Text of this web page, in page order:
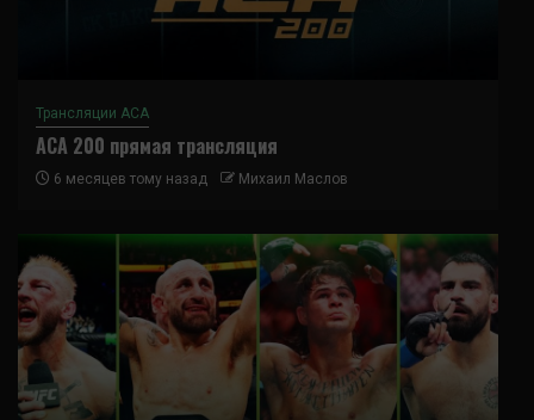
Трансляции ACA
ACA 200 прямая трансляция
6 месяцев тому назад Михаил Маслов